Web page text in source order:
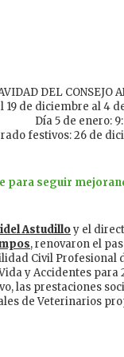
DEL CONSEJO
19 de diciembre al 4
Día 5 de enero:
festivos: 26 de
para seguir
Astudilloy el
, renovaron el
Civil Profesional
y Accidentes para
las prestaciones
de Veterinarios